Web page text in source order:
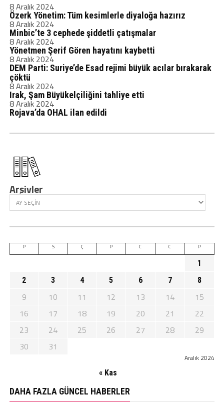
8 Aralık 2024
Özerk Yönetim: Tüm kesimlerle diyaloğa hazırız
8 Aralık 2024
Minbic’te 3 cephede şiddetli çatışmalar
8 Aralık 2024
Yönetmen Şerif Gören hayatını kaybetti
8 Aralık 2024
DEM Parti: Suriye’de Esad rejimi büyük acılar bırakarak
çöktü
8 Aralık 2024
Irak, Şam Büyükelçiliğini tahliye etti
8 Aralık 2024
Rojava’da OHAL ilan edildi
Arşivler
Aralık 2024
P S Ç P C C P
1
2
3 4 5 6 7 8
9 10 11 12 13 14
15
16
17 18 19 20 21
22
23
24 25 26 27 28
29
30
31
« Kas
DAHA FAZLA GÜNCEL HABERLER